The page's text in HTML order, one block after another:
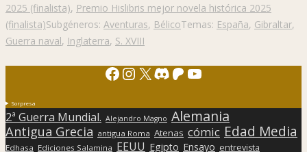
2025 (finalista), Premio Hislibris mejor novela histórica 2025
(finalista)Subgéneros: Aventuras, BélicoTemas: España, Gibraltar,
Guerra naval, Inglaterra, S. XVIII
Facebook
Instagram
X Discord
Patreon
YouTube
Sorpresa
2ª Guerra Mundial. Alejandro Magno Alemania
Antigua Grecia antigua Roma Atenas cómic Edad Media
Edhasa Ediciones Salamina EEUU Egipto Ensayo entrevista